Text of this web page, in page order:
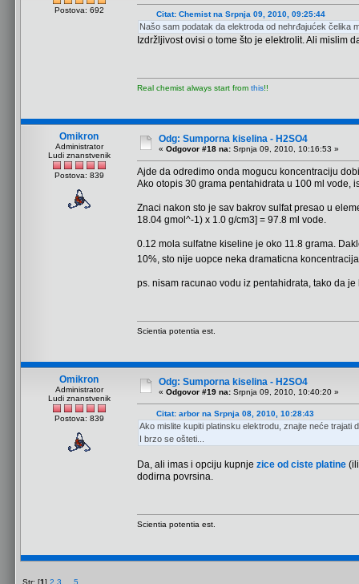
Postova: 692 Citat: Chemist na Srpnja 09, 2010, 09:25:44
Našo sam podatak da elektroda od nehrđajućek čelika
Izdržljivost ovisi o tome što je elektrolit. Ali mislim
Real chemist always start from this!!
Omikron
Administrator
Ludi znanstvenik
Postova: 839
Odg: Sumporna kiselina - H2SO4
« Odgovor #18 na: Srpnja 09, 2010, 10:16:53 »
Ajde da odredimo onda mogucu koncentraciju
Ako otopis 30 grama pentahidrata u 100 ml vode,
Znaci nakon sto je sav bakrov sulfat presao u
18.04 gmol^-1) x 1.0 g/cm3] = 97.8 ml vode.
0.12 mola sulfatne kiseline je oko 11.8 grama.
10%, sto nije uopce neka dramaticna
ps. nisam racunao vodu iz pentahidrata, tako da
Scientia potentia est.
Omikron
Administrator
Ludi znanstvenik
Postova: 839
Odg: Sumporna kiselina - H2SO4
« Odgovor #19 na: Srpnja 09, 2010, 10:40:20 »
Citat: arbor na Srpnja 08, 2010, 10:28:43
Ako mislite kupiti platinsku elektrodu, znajte neće trajati
I brzo se ošteti...
Da, ali imas i opciju kupnje zice od ciste platine
dodirna povrsina.
Scientia potentia est.
Str: [1] 2 3 5